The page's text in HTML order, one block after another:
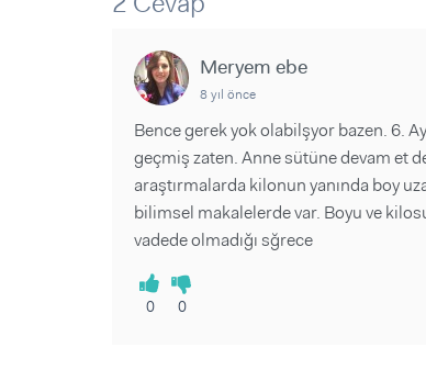
Sorular ve
Makaleler
Videolar
Meryem ebe
8 yıl önce
Bence gerek yok olabilşyor bazen. 6.
geçmiş zaten. Anne sütüne devam et
araştırmalarda kilonun yanında boy
bilimsel makalelerde var. Boyu ve
vadede olmadığı sğrece
0 0